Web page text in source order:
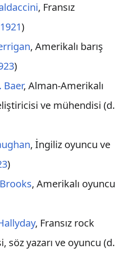
, Fransız
1921)
, Amerikalı barış
)
Baer, Alman-Amerikalı
ve mühendisi (d.
, İngiliz oyuncu ve
)
, Amerikalı oyuncu
, Fransız rock
söz yazarı ve oyuncu (d.